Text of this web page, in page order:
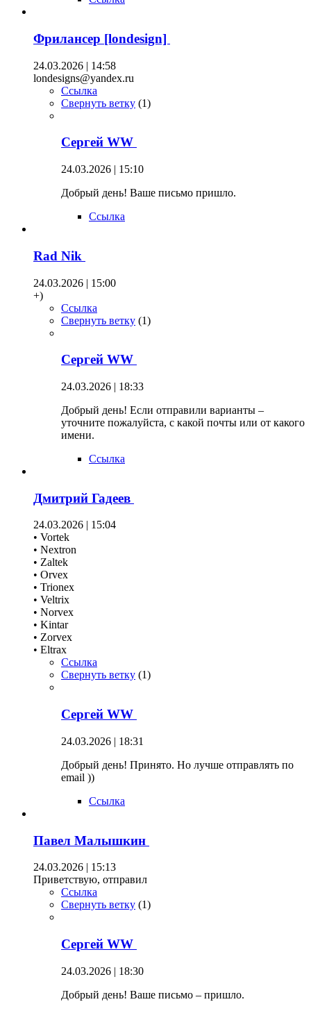
Фрилансер [londesign]
24.03.2026 | 14:58
londesigns@yandex.ru
Ссылка
Свернуть ветку (1)
Сергей WW
24.03.2026 | 15:10
Добрый день! Ваше письмо пришло.
Ссылка
Rad Nik
24.03.2026 | 15:00
+)
Ссылка
Свернуть ветку (1)
Сергей WW
24.03.2026 | 18:33
Добрый день! Если отправили варианты –
уточните пожалуйста, с какой почты или от какого
имени.
Ссылка
Дмитрий Гадеев
24.03.2026 | 15:04
• Vortek
• Nextron
• Zaltek
• Orvex
• Trionex
• Veltrix
• Norvex
• Kintar
• Zorvex
• Eltrax
Ссылка
Свернуть ветку (1)
Сергей WW
24.03.2026 | 18:31
Добрый день! Принято. Но лучше отправлять по
email ))
Ссылка
Павел Малышкин
24.03.2026 | 15:13
Приветствую, отправил
Ссылка
Свернуть ветку (1)
Сергей WW
24.03.2026 | 18:30
Добрый день! Ваше письмо – пришло.